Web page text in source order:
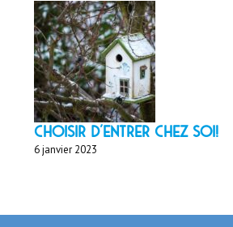
Choisir d'entrer chez soi!
6 janvier 2023